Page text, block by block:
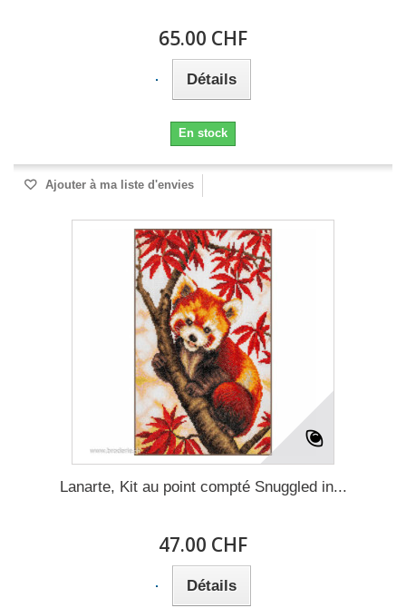
65.00 CHF
Détails
En stock
Ajouter à ma liste d'envies
Lanarte, Kit au point compté Snuggled in...
47.00 CHF
Détails